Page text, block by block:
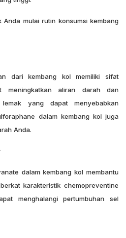
mulai rutin konsumsi kembang
dari kembang kol memiliki sifat
meningkatkan aliran darah dan
lemak yang dapat menyebabkan
dalam kembang kol juga
Anda.
dalam kembang kol membantu
karakteristik chemopreventine
menghalangi pertumbuhan sel